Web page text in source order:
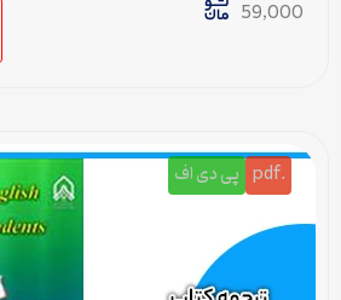
59,000
.pdf پی دی اف